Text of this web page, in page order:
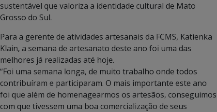
sustentável que valoriza a identidade cultural de Mato
Grosso do Sul.
Para a gerente de atividades artesanais da FCMS, Katienka
Klain, a semana de artesanato deste ano foi uma das
melhores já realizadas até hoje.
“Foi uma semana longa, de muito trabalho onde todos
contribuíram e participaram. O mais importante este ano
foi que além de homenagearmos os artesãos, conseguimos
com que tivessem uma boa comercialização de seus